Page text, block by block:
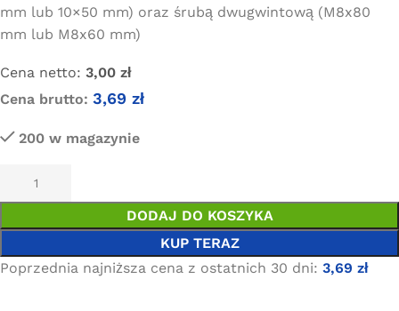
mm lub 10×50 mm) oraz śrubą dwugwintową (M8x80
mm lub M8x60 mm)
Cena netto: 3,00 zł
Cena brutto: 3,69 zł
200 w magazynie
DODAJ DO KOSZYKA
KUP TERAZ
Poprzednia najniższa cena z ostatnich 30 dni: 3,69 zł